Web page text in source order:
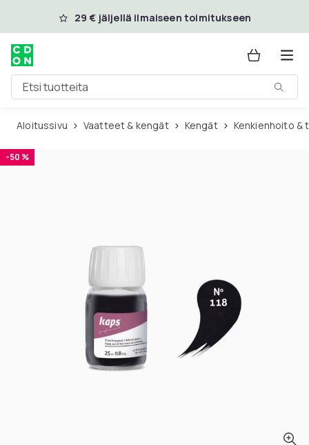
Ohita ja siirry pääsisältöön
29 € jäljellä ilmaiseen toimitukseen
Etsi tuotteita
Aloitussivu Vaatteet & kengät Kengät Kenkienhoito
-50 %